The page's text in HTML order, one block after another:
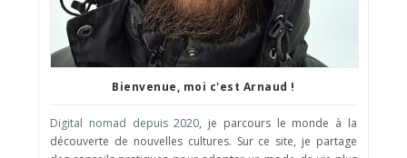
Bienvenue, moi c'est Arnaud !
Digital nomad depuis 2020, je parcours le monde à la
découverte de nouvelles cultures. Sur ce site, je partage